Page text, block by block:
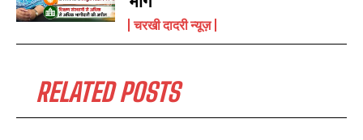
चरखी दादरी न्यूज़
RELATED POSTS